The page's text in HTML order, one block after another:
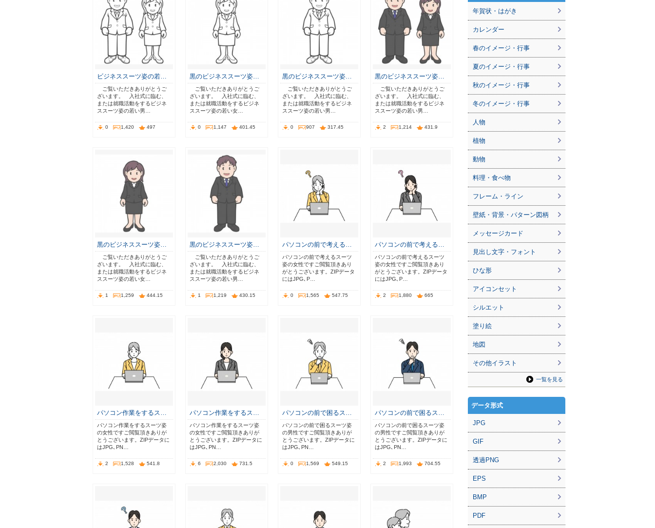
ビジネススーツ姿の若…
ご覧いただきありがとうご
ざいます。 入社式に臨む、
または就職活動をするビジネ
ススーツ姿の若い男…
0 1,420 497
黒のビジネススーツ姿…
ご覧いただきありがとうご
ざいます。 入社式に臨む、
または就職活動をするビジネ
ススーツ姿の若い女…
0 1,147 401.45
黒のビジネススーツ姿…
ご覧いただきありがとうご
ざいます。 入社式に臨む、
または就職活動をするビジネ
ススーツ姿の若い男…
0 907 317.45
黒のビジネススーツ姿…
ご覧いただきありがとうご
ざいます。 入社式に臨む、
または就職活動をするビジネ
ススーツ姿の若い男…
2 1,214 431.9
黒のビジネススーツ姿…
ご覧いただきありがとうご
ざいます。 入社式に臨む、
または就職活動をするビジネ
ススーツ姿の若い女…
1 1,259 444.15
黒のビジネススーツ姿…
ご覧いただきありがとうご
ざいます。 入社式に臨む、
または就職活動をするビジネ
ススーツ姿の若い男…
1 1,219 430.15
パソコンの前で考える…
パソコンの前で考えるスーツ
姿の女性ですご閲覧頂きあり
がとうございます。ZIPデータ
にはJPG､P…
0 1,565 547.75
パソコンの前で考える…
パソコンの前で考えるスーツ
姿の女性ですご閲覧頂きあり
がとうございます。ZIPデータ
にはJPG､P…
2 1,880 665
パソコン作業をするス…
パソコン作業をするスーツ姿
の女性ですご閲覧頂きありが
とうございます。ZIPデータに
はJPG､PN…
2 1,528 541.8
パソコン作業をするス…
パソコン作業をするスーツ姿
の女性ですご閲覧頂きありが
とうございます。ZIPデータに
はJPG､PN…
6 2,030 731.5
パソコンの前で困るス…
パソコンの前で困るスーツ姿
の男性ですご閲覧頂きありが
とうございます。ZIPデータに
はJPG､PN…
0 1,569 549.15
パソコンの前で困るス…
パソコンの前で困るスーツ姿
の男性ですご閲覧頂きありが
とうございます。ZIPデータに
はJPG､PN…
2 1,993 704.55
年賀状・はがき
カレンダー
春のイメージ・行事
夏のイメージ・行事
秋のイメージ・行事
冬のイメージ・行事
人物
植物
動物
料理・食べ物
フレーム・ライン
壁紙・背景・パターン図柄
メッセージカード
見出し文字・フォント
ひな形
アイコンセット
シルエット
塗り絵
地図
その他イラスト
一覧を見る
データ形式
JPG
GIF
透過PNG
EPS
BMP
PDF